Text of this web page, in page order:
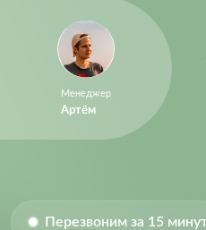
Size-Length:
Size-Width:
Supply Current:
Менеджер
Артём
Перезвоним за 15